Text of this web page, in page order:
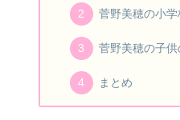
菅野美穂の小
菅野美穂の子
まとめ